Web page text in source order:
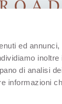
ed
di analisi
informazioni